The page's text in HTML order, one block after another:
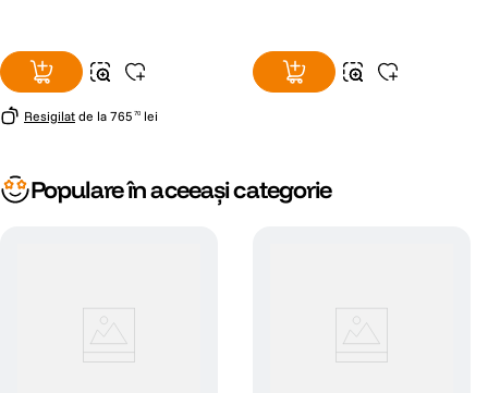
Resigilat de la 765 70 lei
Populare în aceeași categorie